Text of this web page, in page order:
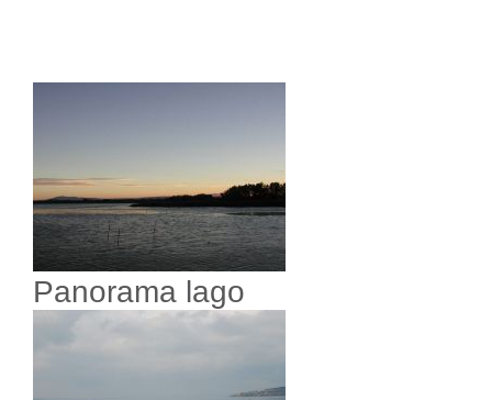
Panorama lago